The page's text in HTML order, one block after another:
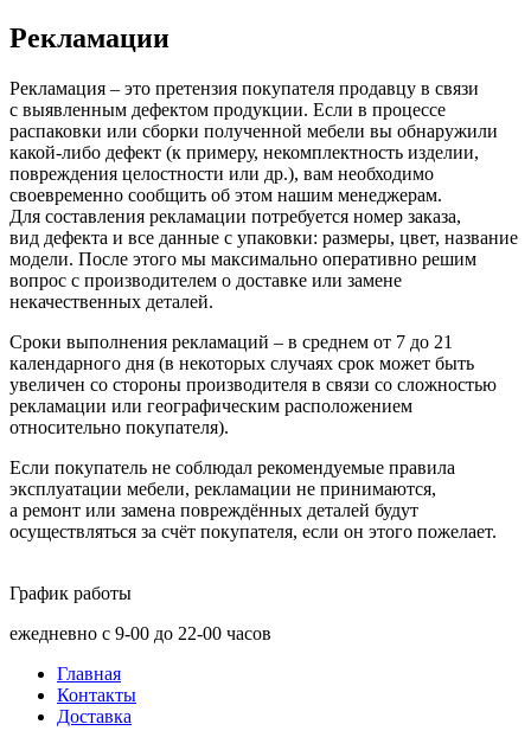
Рекламации
Рекламация – это претензия покупателя продавцу в связи
с выявленным дефектом продукции. Если в процессе
распаковки или сборки полученной мебели вы обнаружили
какой-либо дефект (к примеру, некомплектность изделии,
повреждения целостности или др.), вам необходимо
своевременно сообщить об этом нашим менеджерам.
Для составления рекламации потребуется номер заказа,
вид дефекта и все данные с упаковки: размеры, цвет, название
модели. После этого мы максимально оперативно решим
вопрос с производителем о доставке или замене
некачественных деталей.
Сроки выполнения рекламаций – в среднем от 7 до 21
календарного дня (в некоторых случаях срок может быть
увеличен со стороны производителя в связи со сложностью
рекламации или географическим расположением
относительно покупателя).
Если покупатель не соблюдал рекомендуемые правила
эксплуатации мебели, рекламации не принимаются,
а ремонт или замена повреждённых деталей будут
осуществляться за счёт покупателя, если он этого пожелает.
График работы
ежедневно с 9-00 до 22-00 часов
Главная
Контакты
Доставка